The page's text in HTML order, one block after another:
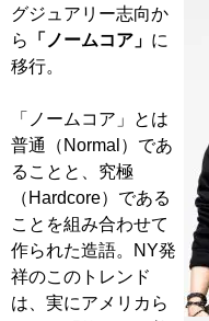
グジュアリー志向か
ら
「ノームコア」 に
移行。
「ノームコア」とは
普通（Normal）であ
ることと、究極
（Hardcore）である
ことを組み合わせて
作られた造語。NY発
祥のこのトレンド
は、実にアメリカら